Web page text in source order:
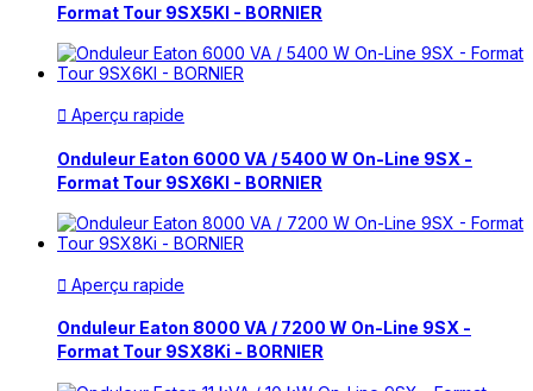
Format Tour 9SX5KI - BORNIER
 Aperçu rapide
Onduleur Eaton 6000 VA / 5400 W On-Line 9SX -
Format Tour 9SX6KI - BORNIER
 Aperçu rapide
Onduleur Eaton 8000 VA / 7200 W On-Line 9SX -
Format Tour 9SX8Ki - BORNIER